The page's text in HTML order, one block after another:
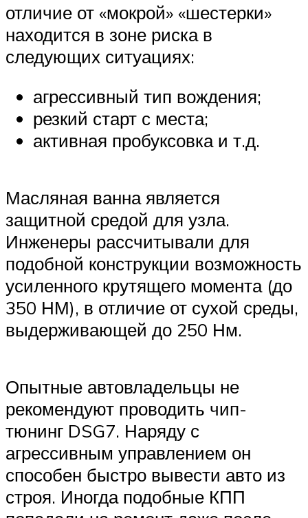
отличие от «мокрой» «шестерки»
находится в зоне риска в
следующих ситуациях:
агрессивный тип вождения;
резкий старт с места;
активная пробуксовка и т.д.
Масляная ванна является
защитной средой для узла.
Инженеры рассчитывали для
подобной конструкции возможность
усиленного крутящего момента (до
350 НМ), в отличие от сухой среды,
выдерживающей до 250 Нм.
Опытные автовладельцы не
рекомендуют проводить чип-
тюнинг DSG7. Наряду с
агрессивным управлением он
способен быстро вывести авто из
строя. Иногда подобные КПП